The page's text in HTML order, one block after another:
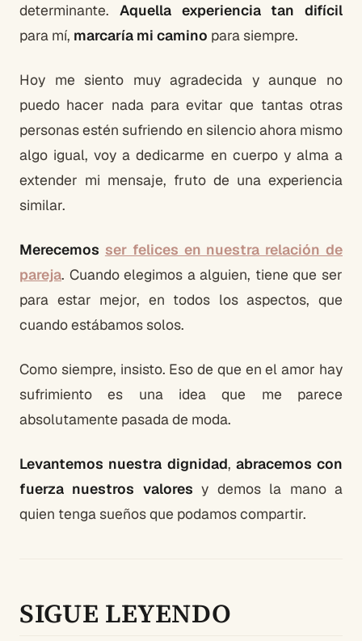
determinante. Aquella experiencia tan difícil
para mí, marcaría mi camino para siempre.
Hoy me siento muy agradecida y aunque no
puedo hacer nada para evitar que tantas otras
personas estén sufriendo en silencio ahora mismo
algo igual, voy a dedicarme en cuerpo y alma a
extender mi mensaje, fruto de una experiencia
similar.
Merecemos ser felices en nuestra relación de
pareja. Cuando elegimos a alguien, tiene que ser
para estar mejor, en todos los aspectos, que
cuando estábamos solos.
Como siempre, insisto. Eso de que en el amor hay
sufrimiento es una idea que me parece
absolutamente pasada de moda.
Levantemos nuestra dignidad, abracemos con
fuerza nuestros valores y demos la mano a
quien tenga sueños que podamos compartir.
SIGUE LEYENDO